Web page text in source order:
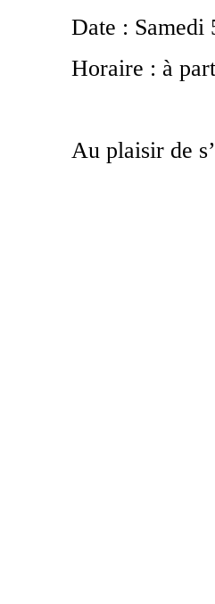
Date :
Horaire : à
Au plaisir de